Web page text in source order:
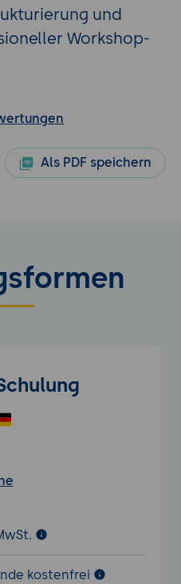
und
Workshop-
Als PDF speichern
kostenfrei